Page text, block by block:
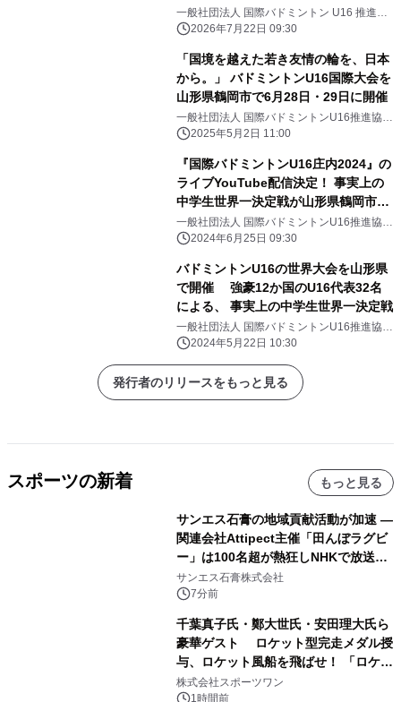
開催 全78試合 YouTubeライブ配
信
一般社団法人 国際バドミントン U16 推進協
議会2026年7月22日 09:30
「国境を越えた若き友情の輪を、日本
から。」 バドミントンU16国際大会を
山形県鶴岡市で6月28日・29日に開催
一般社団法人 国際バドミントンU16推進協議
会 2025年5月2日 11:00
『国際バドミントンU16庄内2024』の
ライブYouTube配信決定！ 事実上の
中学生世界一決定戦が山形県鶴岡市で
6月29日、30日開催
一般社団法人 国際バドミントンU16推進協議
会 2024年6月25日 09:30
バドミントンU16の世界大会を山形県
で開催 強豪12か国のU16代表32名
による、 事実上の中学生世界一決定戦
一般社団法人 国際バドミントンU16推進協議
会 2024年5月22日 10:30
発行者のリリースをもっと見る
スポーツの新着 もっと見る
サンエス石膏の地域貢献活動が加速 ―
関連会社Attipect主催「田んぼラグビ
ー」は100名超が熱狂しNHKで放送さ
れました。
サンエス石膏株式会社
7分前
千葉真子氏・鄭大世氏・安田理大氏ら
豪華ゲスト ロケット型完走メダル授
与、ロケット風船を飛ばせ！ 「ロケッ
トマラソン2026」開催
株式会社スポーツワン
1時間前